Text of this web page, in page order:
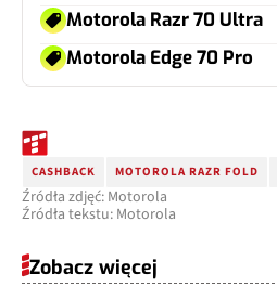
Motorola Razr 70 Ultra
Motorola Edge 70 Pro
CASHBACK MOTOROLA RAZR FOLD
Źródła zdjęć: Motorola
Źródła tekstu: Motorola
Zobacz więcej